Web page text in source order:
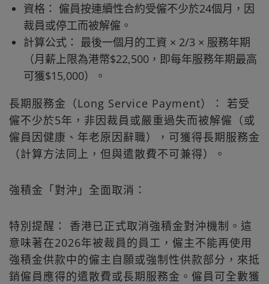
資格： 僱員按連續性合約受僱不少於24個月，因
裁員或停工而被解僱。
計算公式： 最後一個月的工資 × 2/3 × 服務年期
（月薪上限為港幣$22,500，即每年服務年期最高
可獲$15,000）。
長期服務金（Long Service Payment）： 若受
僱不少於5年，非因裁員或嚴重過失而被解僱（或
僱員因健康、年老原因辭職），可獲得長期服務金
（計算方法同上，但與遣散費不可兼得）。
強積金「對沖」全面取消：
特別提醒： 香港已正式取消強積金對沖機制。這
意味著在2026年被裁員的員工，僱主不能再使用
強積金供款中的僱主自願或強制性供款部分，來抵
銷僱員應得的遣散費或長期服務金。僱員可全數獲